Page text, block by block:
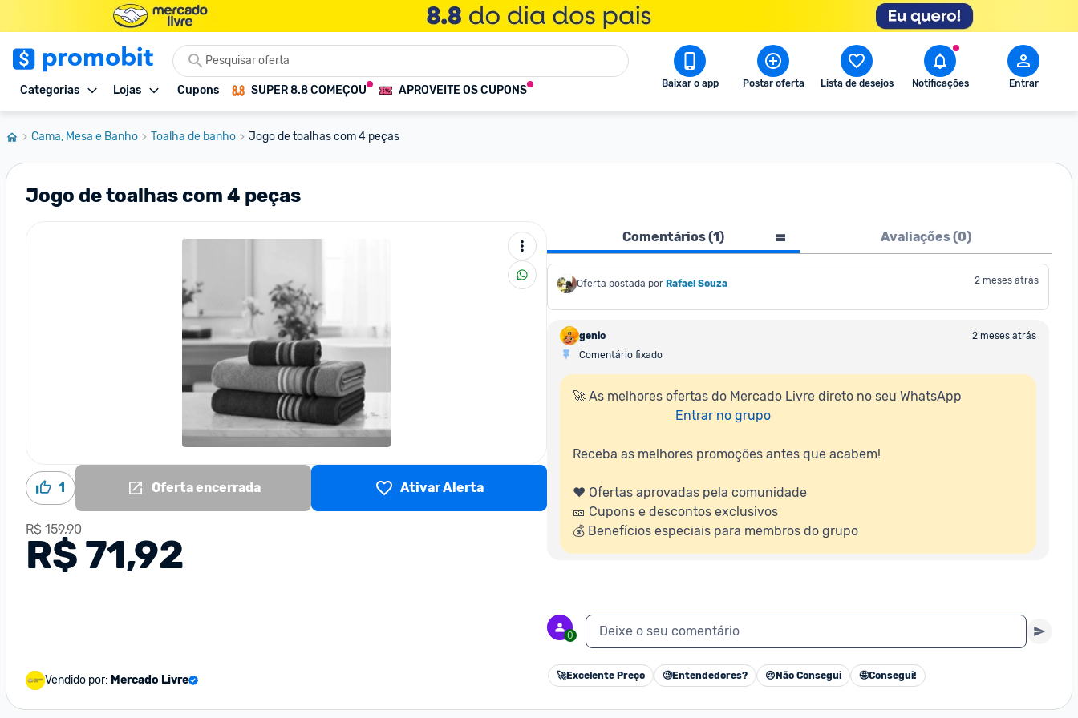
Categorias Lojas Cupons SUPER 8.8 COMEÇOU APROVEITE OS CUPONS Baixar o app Postar oferta Lista de desejos Notificações Entrar
Cama, Mesa e Banho Toalha de banho Jogo de toalhas com 4 peças
Jogo de toalhas com 4 peças
1 Oferta encerrada Ativar Alerta
R$ 159,90
R$ 71,92
Vendido por: Mercado Livre
Comentários (1) Avaliações (0)
Oferta postada por Rafael Souza 2 meses atrás
genio
2 meses atrás
Comentário fixado
🚀 As melhores ofertas do Mercado Livre direto no seu WhatsApp
Entrar no grupo
Receba as melhores promoções antes que acabem!
❤️ Ofertas aprovadas pela comunidade
🎫️ Cupons e descontos exclusivos
💰 Benefícios especiais para membros do grupo
0 Deixe o seu comentário
🚀Excelente Preço 🧐Entendedores? 😢 Não Consegui 🤩Consegui!